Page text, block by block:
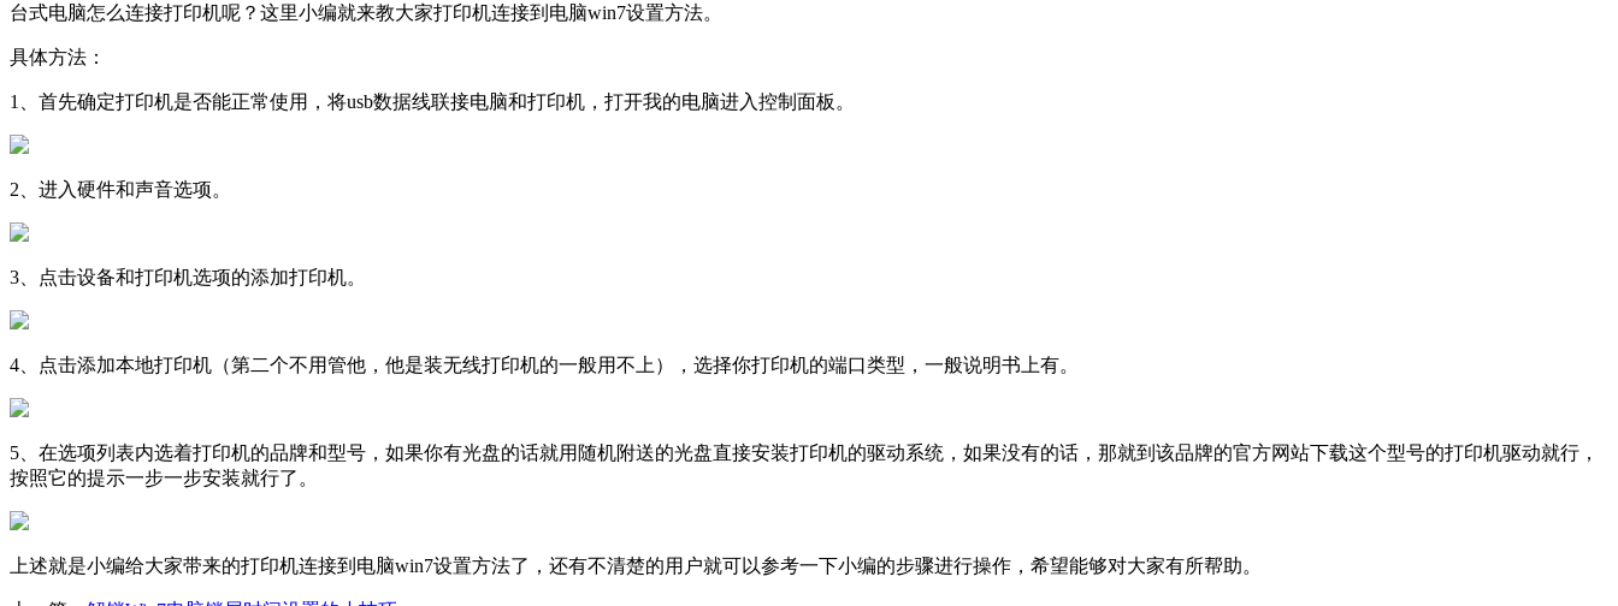
台式电脑怎么连接打印机呢？这里小编就来教大家打印机连接到电脑win7设置方法。
具体方法：
1、首先确定打印机是否能正常使用，将usb数据线联接电脑和打印机，打开我的电脑进入控制面板。
2、进入硬件和声音选项。
3、点击设备和打印机选项的添加打印机。
4、点击添加本地打印机（第二个不用管他，他是装无线打印机的一般用不上），选择你打印机的端口类型，一般说明书上有。
5、在选项列表内选着打印机的品牌和型号，如果你有光盘的话就用随机附送的光盘直接安装打印机的驱动系统，如果没有的话，那就到该品牌的官方网站下载这个型号的打印机驱动就行，
按照它的提示一步一步安装就行了。
上述就是小编给大家带来的打印机连接到电脑win7设置方法了，还有不清楚的用户就可以参考一下小编的步骤进行操作，希望能够对大家有所帮助。